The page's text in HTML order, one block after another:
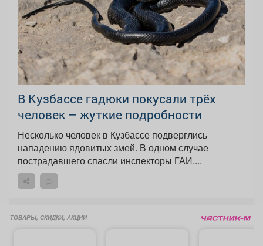
В Кузбассе гадюки покусали трёх
человек – жуткие подробности
Несколько человек в Кузбассе подверглись
нападению ядовитых змей. В одном случае
пострадавшего спасли инспекторы ГАИ....
ТОВАРЫ, СКИДКИ, АКЦИИ